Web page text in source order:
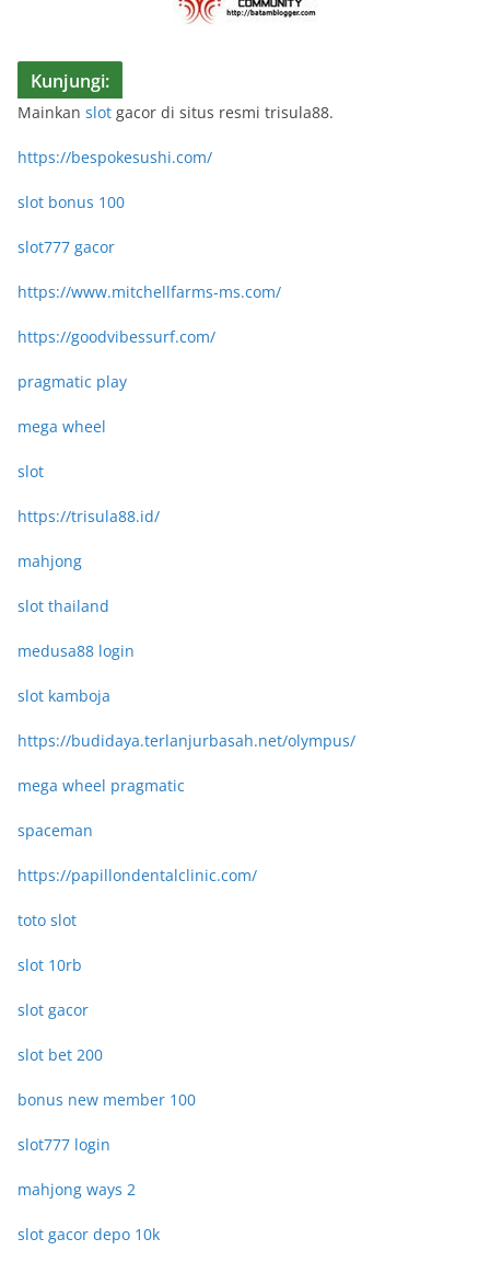
Kunjungi:
Mainkan slot gacor di situs resmi trisula88.
https://bespokesushi.com/
slot bonus 100
slot777 gacor
https://www.mitchellfarms-ms.com/
https://goodvibessurf.com/
pragmatic play
mega wheel
slot
https://trisula88.id/
mahjong
slot thailand
medusa88 login
slot kamboja
https://budidaya.terlanjurbasah.net/olympus/
mega wheel pragmatic
spaceman
https://papillondentalclinic.com/
toto slot
slot 10rb
slot gacor
slot bet 200
bonus new member 100
slot777 login
mahjong ways 2
slot gacor depo 10k